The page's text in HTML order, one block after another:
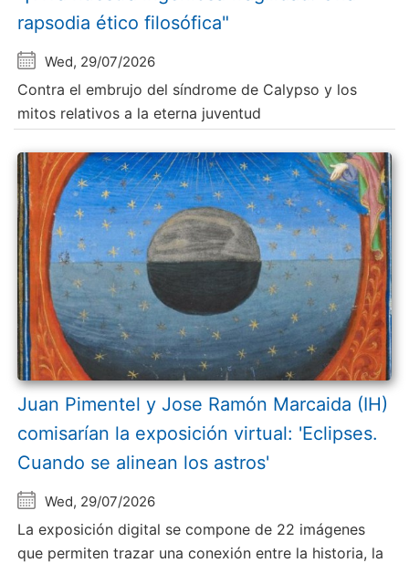
rapsodia ético filosófica"
Wed, 29/07/2026
Contra el embrujo del síndrome de Calypso y los
mitos relativos a la eterna juventud
Juan Pimentel y Jose Ramón Marcaida (IH)
comisarían la exposición virtual: 'Eclipses.
Cuando se alinean los astros'
Wed, 29/07/2026
La exposición digital se compone de 22 imágenes
que permiten trazar una conexión entre la historia, la